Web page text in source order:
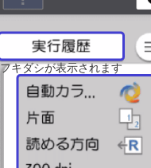
フキダシが表示されます